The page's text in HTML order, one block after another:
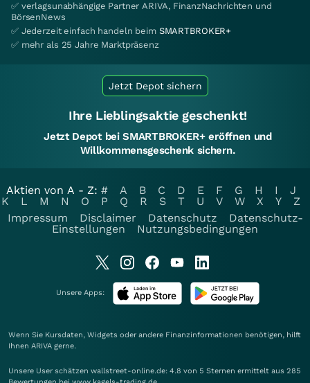
DY68ZE
DY93C1
Mini
✅ verlagsunabhängige Partner ARIVA, FinanzNachrichten und
BörsenNews
✅ Jederzeit einfach handeln beim SMARTBROKER+
✅ mehr als 25 Jahre Marktpräsenz
Jetzt Depot sichern
Ihre Lieblingsaktie geschenkt!
Jetzt Depot bei SMARTBROKER+ eröffnen und
Willkommensgeschenk sichern.
Aktien von A - Z: # A B C D E F G H I
J
K
L M N O P Q R S T U V W X Y
Z
Impressum
Disclaimer Datenschutz
Datenschutz-
Einstellungen
Nutzungsbedingungen
Unsere Apps:
Wenn Sie Kursdaten, Widgets oder andere Finanzinformationen benötigen, hilft
Ihnen ARIVA gerne.
Unsere User schätzen wallstreet-online.de: 4.8 von 5 Sternen ermittelt aus 285